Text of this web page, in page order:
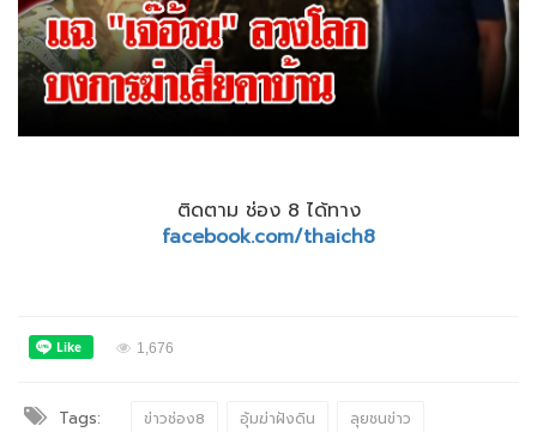
ติดตาม ช่อง 8 ได้ทาง
facebook.com/thaich8
1,676
Tags: ข่าวช่อง8 อุ้มฆ่าฝังดิน
ลุยชนข่าว